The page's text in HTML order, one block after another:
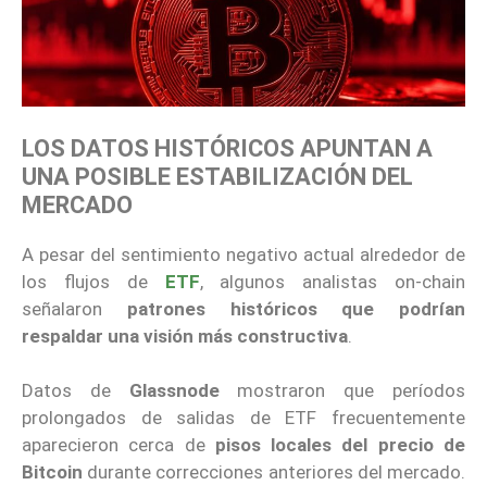
LOS DATOS HISTÓRICOS APUNTAN A
UNA POSIBLE ESTABILIZACIÓN DEL
MERCADO
A pesar del sentimiento negativo actual alrededor de
los flujos de ETF, algunos analistas on-chain
señalaron patrones históricos que podrían
respaldar una visión más constructiva
Datos de Glassnodemostraron que períodos
prolongados de salidas de ETF frecuentemente
aparecieron cerca de pisos locales del precio de
Bitcoin durante correcciones anteriores del mercado.